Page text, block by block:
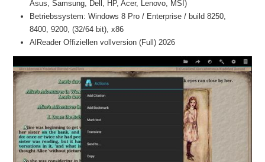
Asus, Samsung, Dell, HP, Acer, Lenovo, MSI)
Betriebssystem: Windows 8 Pro / Enterprise / build 8250,
8400, 9200, (32/64 bit), x86
AlReader Offiziellen vollversion (Full) 2026